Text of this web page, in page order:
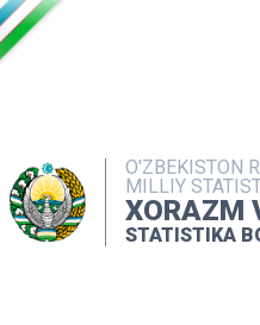
O'ZBEKISTON
MILLIY
XORAZM
STATISTIKA